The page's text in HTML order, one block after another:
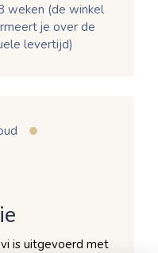
weken (de winkel
je over de
levertijd)
is uitgevoerd met